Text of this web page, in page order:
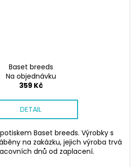
Baset breeds
Na objednávku
359 Kč
DETAIL
Baset breeds. Výrobky s
na zakázku, jejich výroba trvá
dnů od zaplacení.